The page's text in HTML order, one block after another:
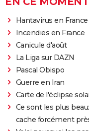
Hantavirus en France
Incendies en France
Canicule d'août
La Liga sur DAZN
Pascal Obispo
Guerre en Iran
Carte de l'éclipse
Ce sont les plus
cache forcément